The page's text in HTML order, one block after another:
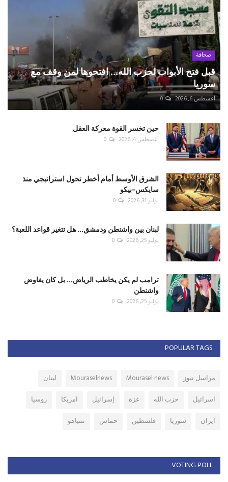
صحافة
قبل فتح الأبواب لحزب الله... افتحوها لمن وقف مع
سوريا
أغسطس 6, 2026 0
حين تخسر القوة معركة العقل
أغسطس 4, 2026 0
الشرق الأوسط أمام أخطر تحول استراتيجي منذ
سايكس–بيكو
يوليو 31, 2026 0
لبنان بين واشنطن ودمشق... هل تتغير قواعد اللعبة؟
يوليو 25, 2026 0
ترامب لم يكن يخاطب الرياض... بل كان يفاوض
واشنطن
يوليو 25, 2026 0
POPULAR TAGS
مراسل نيوز Mourasel news
Mouraselnews
لبنان
اسرائيل
حزب الله غزة إسرائيل امريكا
روسيا
ايران
سوريا فلسطين حماس نتنياهو
VOTING POLL